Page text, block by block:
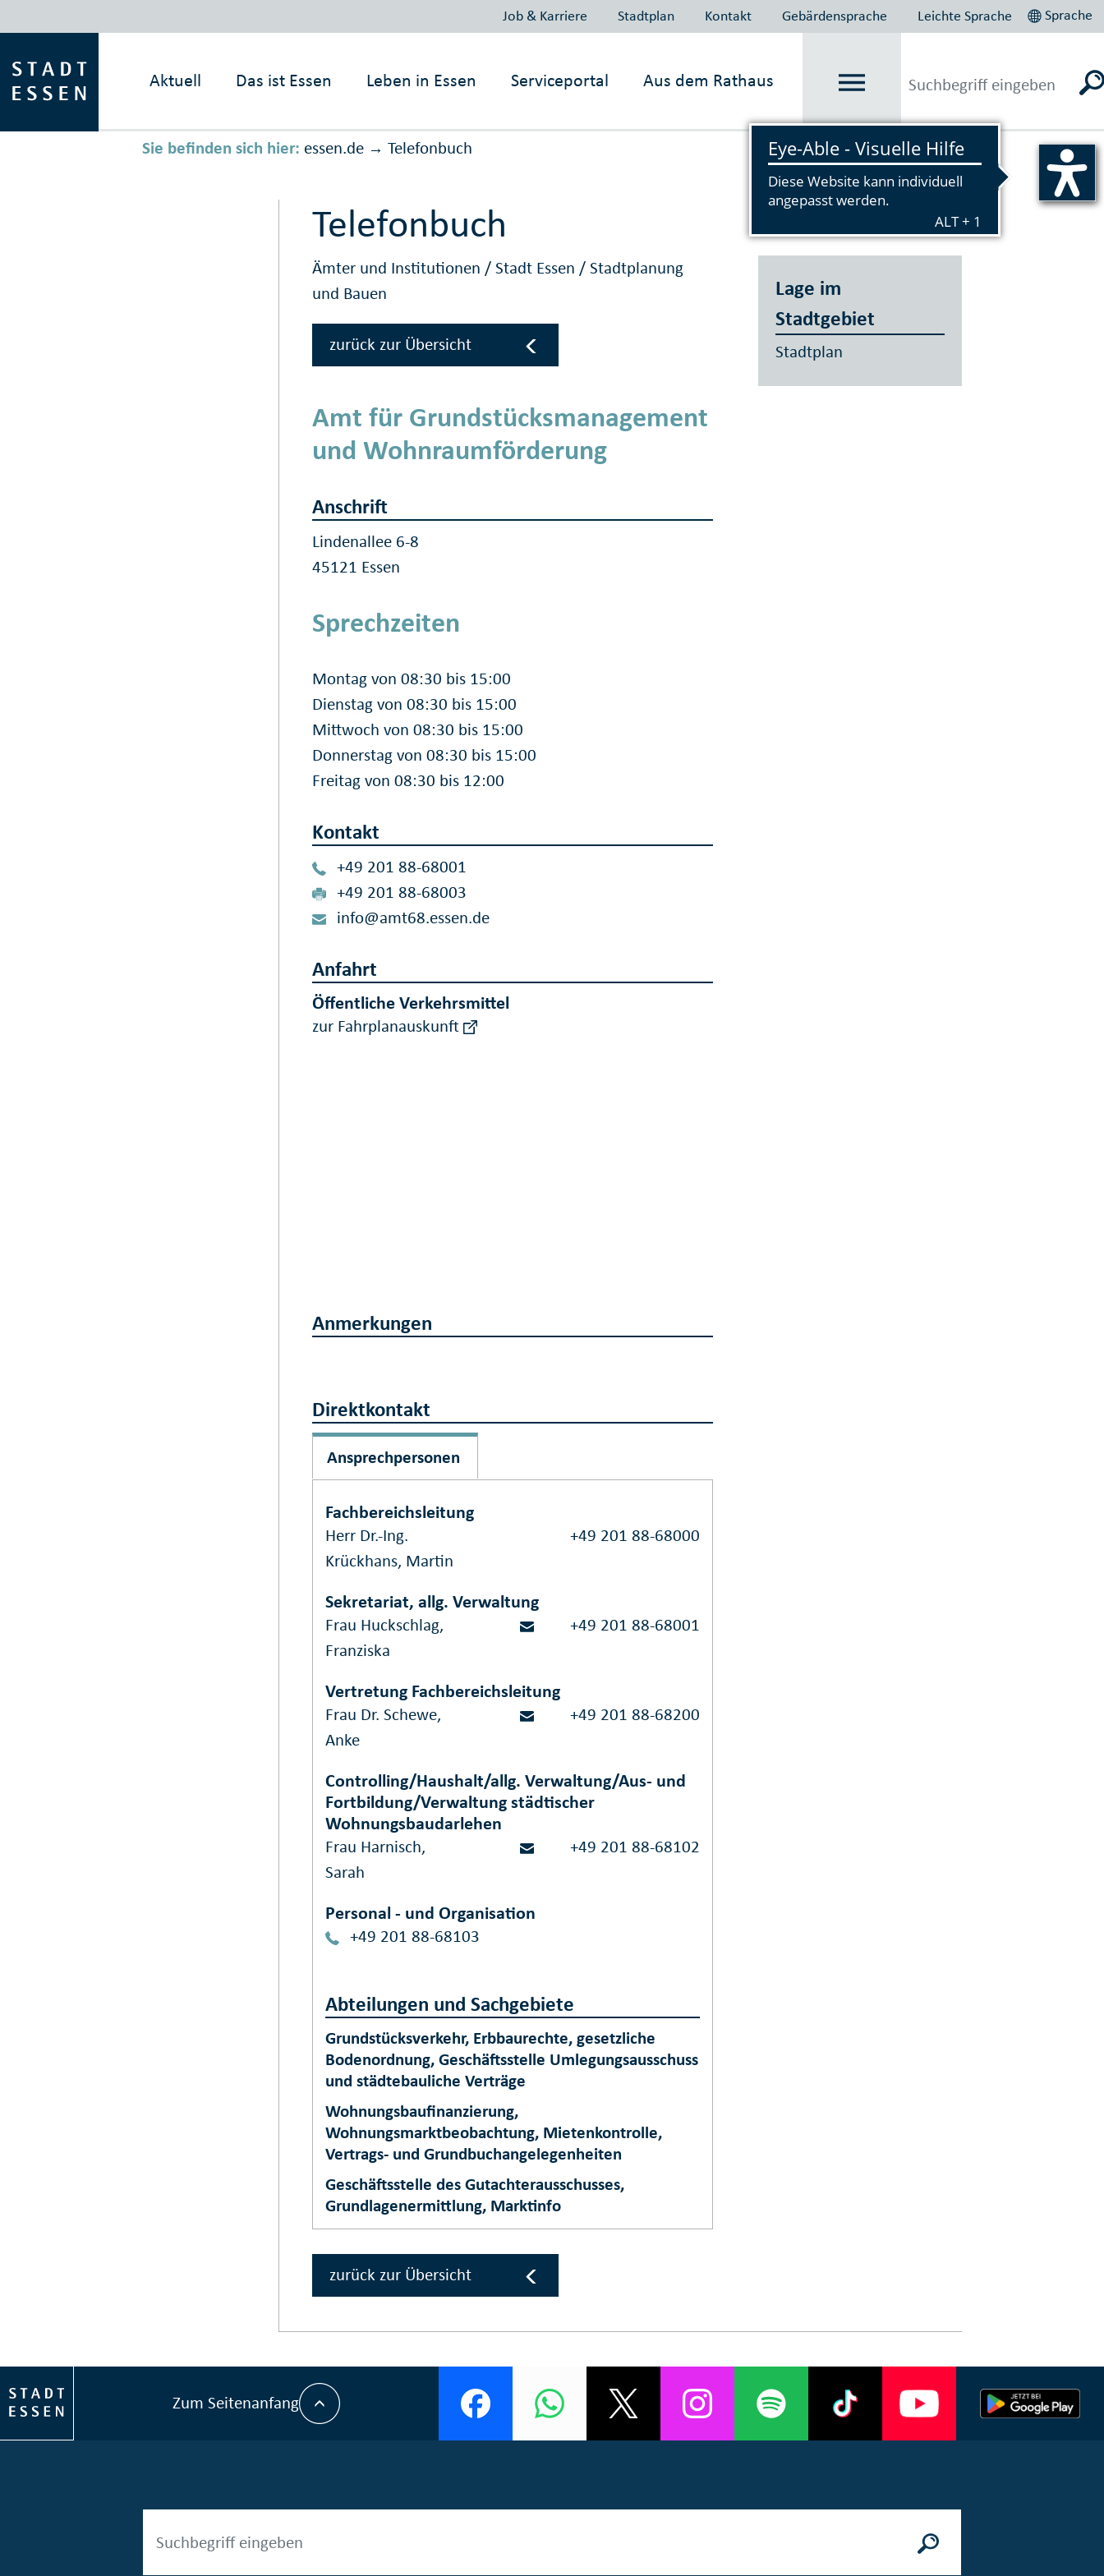
Job & Karriere Stadtplan Kontakt Gebärdensprache Leichte Sprache Sprache
Aktuell Das ist Essen Leben in Essen Serviceportal Aus dem Rathaus
Sie befinden sich hier: essen.de → Telefonbuch Vorlesen
Telefonbuch
Ämter und Institutionen /Stadt Essen /Stadtplanung
und Bauen
zurück zur Übersicht
Amt für Grundstücksmanagement
und Wohnraumförderung
Anschrift
Lindenallee 6-8
45121 Essen
Sprechzeiten
Montag von 08:30 bis 15:00
Dienstag von 08:30 bis 15:00
Mittwoch von 08:30 bis 15:00
Donnerstag von 08:30 bis 15:00
Freitag von 08:30 bis 12:00
Kontakt
+49 201 88-68001
+49 201 88-68003
info@amt68.essen.de
Anfahrt
Öffentliche Verkehrsmittel
zur Fahrplanauskunft
Anmerkungen
Direktkontakt
Ansprechpersonen
Fachbereichsleitung
Herr Dr.-Ing.
Krückhans, Martin
+49 201 88-68000
Sekretariat, allg. Verwaltung
Frau Huckschlag,
Franziska
+49 201 88-68001
Vertretung Fachbereichsleitung
Frau Dr. Schewe,
Anke
+49 201 88-68200
Controlling/Haushalt/allg. Verwaltung/Aus- und
Fortbildung/Verwaltung städtischer
Wohnungsbaudarlehen
Frau Harnisch,
Sarah
+49 201 88-68102
Personal - und Organisation
+49 201 88-68103
Abteilungen und Sachgebiete
Grundstücksverkehr, Erbbaurechte, gesetzliche
Bodenordnung, Geschäftsstelle Umlegungsausschuss
und städtebauliche Verträge
Wohnungsbaufinanzierung,
Wohnungsmarktbeobachtung, Mietenkontrolle,
Vertrags- und Grundbuchangelegenheiten
Geschäftsstelle des Gutachterausschusses,
Grundlagenermittlung, Marktinfo
zurück zur Übersicht
Lage im
Stadtgebiet
Stadtplan
Zum Seitenanfang